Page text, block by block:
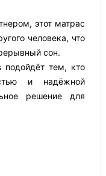
этот матрас
человека, что
сон.
подойдёт тем, кто
и надёжной
решение для